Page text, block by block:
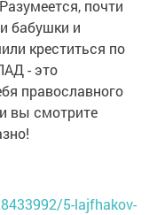
почти
бабушки и
креститься по
- это
православного
вы смотрите
5-lajfhakov-